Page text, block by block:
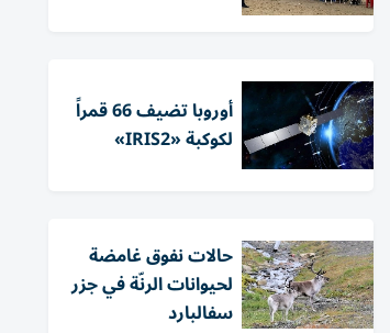
أوروبا تضيف 66 قمراً
لكوكبة «IRIS2»
حالات نفوق غامضة
لحيوانات الرنّة في جزر
سفالبارد